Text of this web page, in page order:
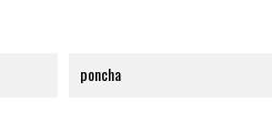
poncha